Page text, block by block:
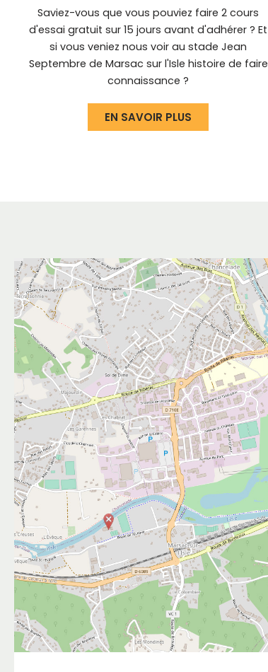
Saviez-vous que vous pouviez faire 2 cours
d'essai gratuit sur 15 jours avant d'adhérer ? Et
si vous veniez nous voir au stade Jean
Septembre de Marsac sur l'Isle histoire de faire
connaissance ?
EN SAVOIR PLUS